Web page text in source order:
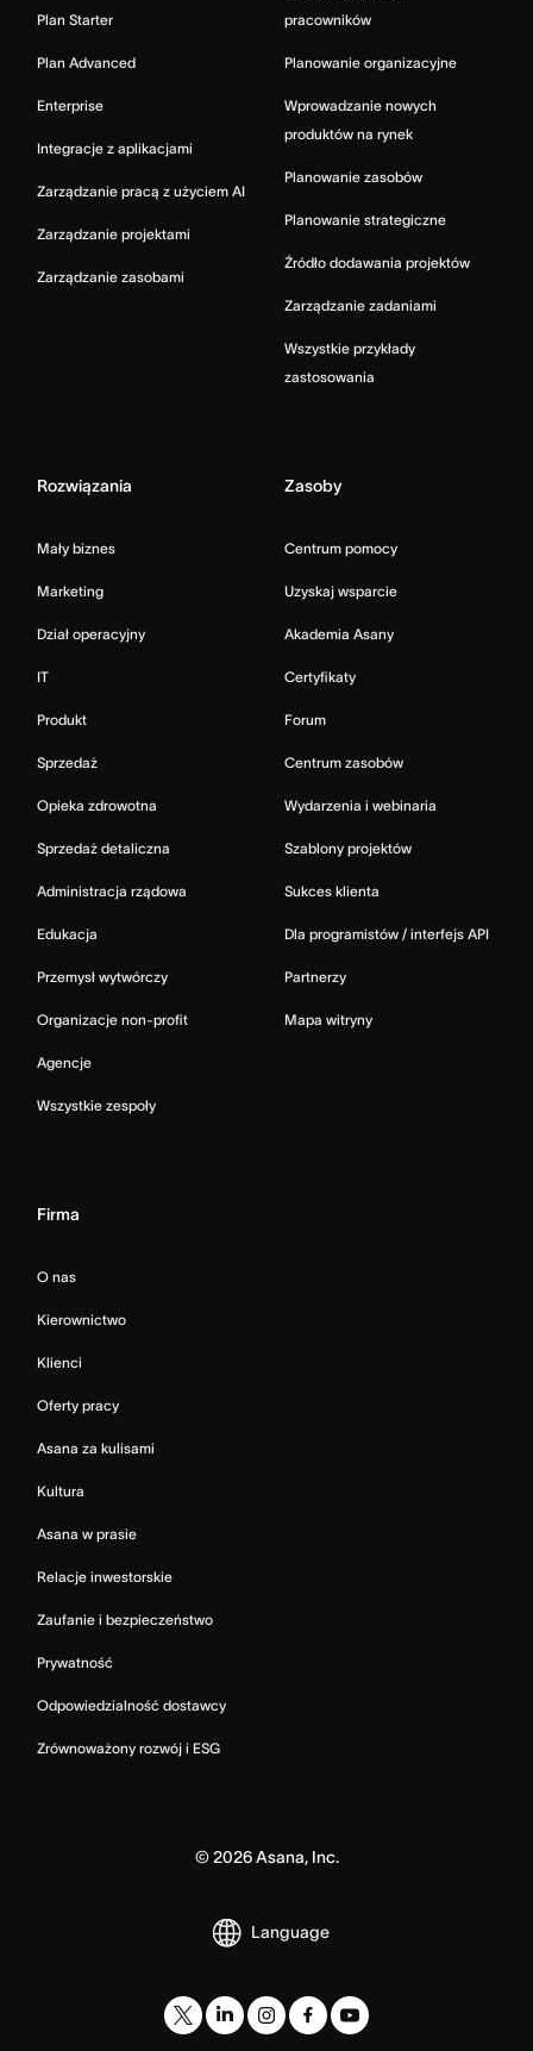
Plan Starter
Plan Advanced
Enterprise
Integracje z aplikacjami
Zarządzanie pracą z użyciem AI
Zarządzanie projektami
Zarządzanie zasobami
pracowników
Planowanie organizacyjne
Wprowadzanie nowych
produktów na rynek
Planowanie zasobów
Planowanie strategiczne
Źródło dodawania projektów
Zarządzanie zadaniami
Wszystkie przykłady
zastosowania
Rozwiązania
Mały biznes
Marketing
Dział operacyjny
IT
Produkt
Sprzedaż
Opieka zdrowotna
Sprzedaż detaliczna
Administracja rządowa
Edukacja
Przemysł wytwórczy
Organizacje non-profit
Agencje
Wszystkie zespoły
Zasoby
Centrum pomocy
Uzyskaj wsparcie
Akademia Asany
Certyfikaty
Forum
Centrum zasobów
Wydarzenia i webinaria
Szablony projektów
Sukces klienta
Dla programistów / interfejs API
Partnerzy
Mapa witryny
Firma
O nas
Kierownictwo
Klienci
Oferty pracy
Asana za kulisami
Kultura
Asana w prasie
Relacje inwestorskie
Zaufanie i bezpieczeństwo
Prywatność
Odpowiedzialność dostawcy
Zrównoważony rozwój i ESG
© 2026Asana, Inc.
Language